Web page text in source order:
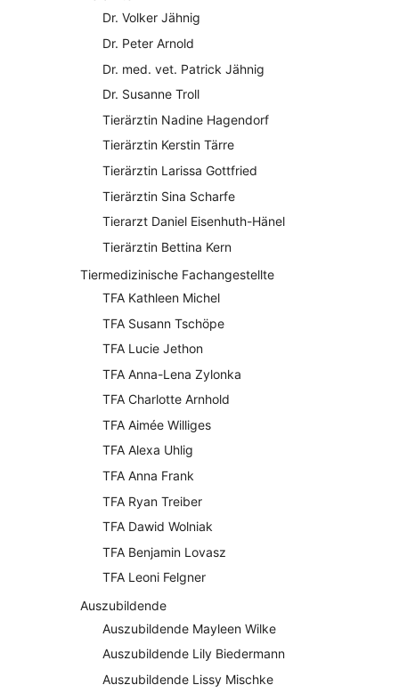
Dr. Volker Jähnig
Dr. Peter Arnold
Dr. med. vet. Patrick Jähnig
Dr. Susanne Troll
Tierärztin Nadine Hagendorf
Tierärztin Kerstin Tärre
Tierärztin Larissa Gottfried
Tierärztin Sina Scharfe
Tierarzt Daniel Eisenhuth-Hänel
Tierärztin Bettina Kern
Tiermedizinische Fachangestellte
TFA Kathleen Michel
TFA Susann Tschöpe
TFA Lucie Jethon
TFA Anna-Lena Zylonka
TFA Charlotte Arnhold
TFA Aimée Williges
TFA Alexa Uhlig
TFA Anna Frank
TFA Ryan Treiber
TFA Dawid Wolniak
TFA Benjamin Lovasz
TFA Leoni Felgner
Auszubildende
Auszubildende Mayleen Wilke
Auszubildende Lily Biedermann
Auszubildende Lissy Mischke